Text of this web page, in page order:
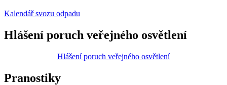
Kalendář svozu odpadu
Hlášení poruch veřejného osvětlení
Hlášení poruch veřejného osvětlení
Pranostiky